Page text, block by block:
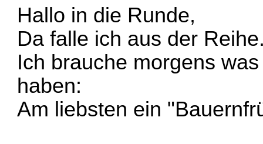
Hallo in die Runde,
Da falle ich aus der
Ich brauche morgens
haben:
Am liebsten ein